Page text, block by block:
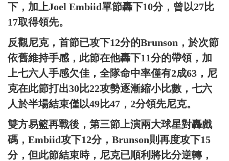
下，加上Joel Embiid單節轟下10分，曾以27比
17取得領先。
反觀尼克，首節已攻下12分的Brunson，於次節
依舊維持手感，此節在他轟下11分的帶領，加
上七六人手感欠佳，全隊命中率僅有2成63，尼
克在此節打出30比22攻勢逐漸縮小比數，七六
人於半場結束僅以49比47，2分領先尼克。
雙方易籃再戰後，第三節上演兩大球星對轟戲
碼，Embiid攻下12分，Brunson則再度攻下15
分，但此節結束時，尼克已順利將比分逆轉，